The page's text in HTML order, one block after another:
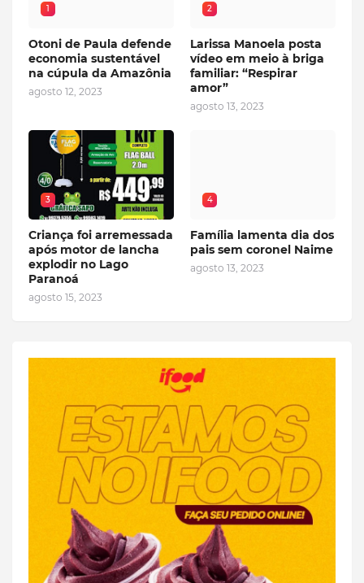
1
Otoni de Paula defende
economia sustentável
na cúpula da Amazônia
agosto 12, 2023
2
Larissa Manoela posta
vídeo em meio à briga
familiar: “Respirar
amor”
agosto 13, 2023
3
Criança foi arremessada
após motor de lancha
explodir no Lago
Paranoá
agosto 15, 2023
4
Família lamenta dia dos
pais sem coronel Naime
agosto 13, 2023